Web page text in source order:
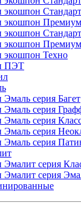
экошпон
экошпон
экошпон
экошпон Премиум
экошпон Техно
ПЭТ
Эмаль серия Багет
Эмаль серия
Эмаль серия
Эмаль серия
Эмаль серия
Эмалит серия
Эмалит серия